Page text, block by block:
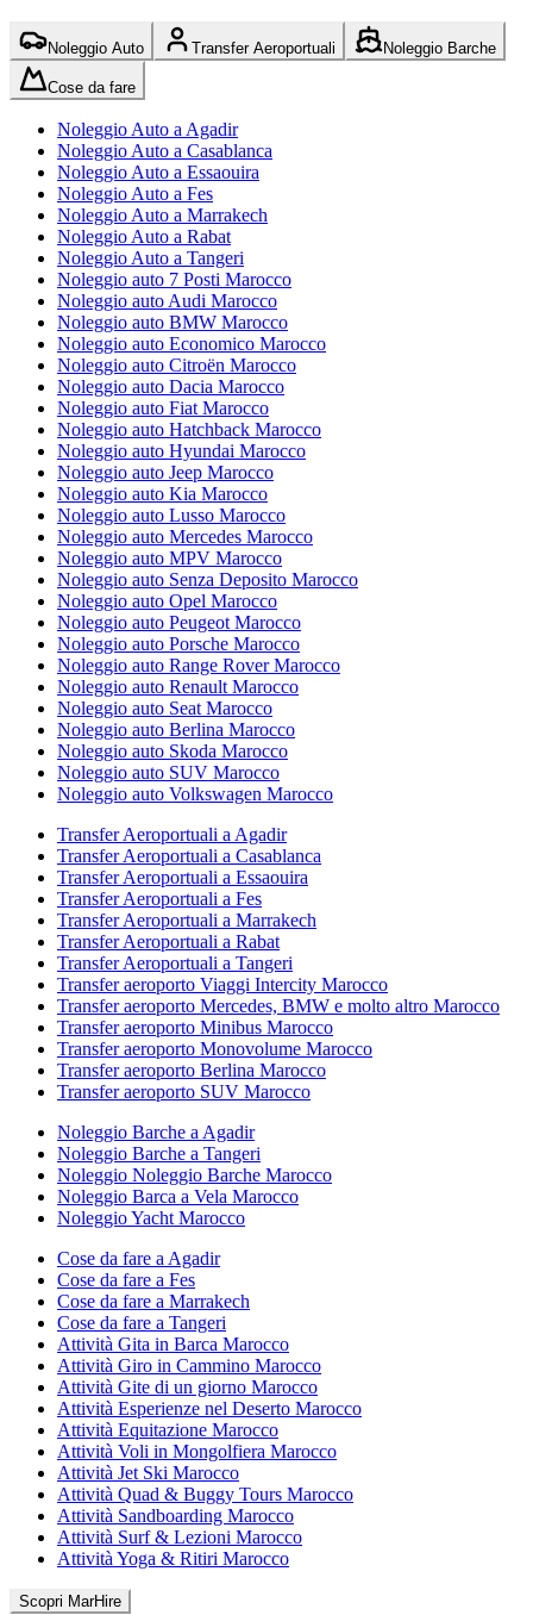
Noleggio Auto Transfer Aeroportuali Noleggio Barche
Cose da fare
Noleggio Auto a Agadir
Noleggio Auto a Casablanca
Noleggio Auto a Essaouira
Noleggio Auto a Fes
Noleggio Auto a Marrakech
Noleggio Auto a Rabat
Noleggio Auto a Tangeri
Noleggio auto 7 Posti Marocco
Noleggio auto Audi Marocco
Noleggio auto BMW Marocco
Noleggio auto Economico Marocco
Noleggio auto Citroën Marocco
Noleggio auto Dacia Marocco
Noleggio auto Fiat Marocco
Noleggio auto Hatchback Marocco
Noleggio auto Hyundai Marocco
Noleggio auto Jeep Marocco
Noleggio auto Kia Marocco
Noleggio auto Lusso Marocco
Noleggio auto Mercedes Marocco
Noleggio auto MPV Marocco
Noleggio auto Senza Deposito Marocco
Noleggio auto Opel Marocco
Noleggio auto Peugeot Marocco
Noleggio auto Porsche Marocco
Noleggio auto Range Rover Marocco
Noleggio auto Renault Marocco
Noleggio auto Seat Marocco
Noleggio auto Berlina Marocco
Noleggio auto Skoda Marocco
Noleggio auto SUV Marocco
Noleggio auto Volkswagen Marocco
Transfer Aeroportuali a Agadir
Transfer Aeroportuali a Casablanca
Transfer Aeroportuali a Essaouira
Transfer Aeroportuali a Fes
Transfer Aeroportuali a Marrakech
Transfer Aeroportuali a Rabat
Transfer Aeroportuali a Tangeri
Transfer aeroporto Viaggi Intercity Marocco
Transfer aeroporto Mercedes, BMW e molto altro Marocco
Transfer aeroporto Minibus Marocco
Transfer aeroporto Monovolume Marocco
Transfer aeroporto Berlina Marocco
Transfer aeroporto SUV Marocco
Noleggio Barche a Agadir
Noleggio Barche a Tangeri
Noleggio Noleggio Barche Marocco
Noleggio Barca a Vela Marocco
Noleggio Yacht Marocco
Cose da fare a Agadir
Cose da fare a Fes
Cose da fare a Marrakech
Cose da fare a Tangeri
Attività Gita in Barca Marocco
Attività Giro in Cammino Marocco
Attività Gite di un giorno Marocco
Attività Esperienze nel Deserto Marocco
Attività Equitazione Marocco
Attività Voli in Mongolfiera Marocco
Attività Jet Ski Marocco
Attività Quad & Buggy Tours Marocco
Attività Sandboarding Marocco
Attività Surf & Lezioni Marocco
Attività Yoga & Ritiri Marocco
Scopri MarHire